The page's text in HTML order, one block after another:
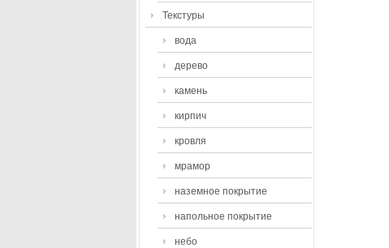
Текстуры
вода
дерево
камень
кирпич
кровля
мрамор
наземное покрытие
напольное покрытие
небо